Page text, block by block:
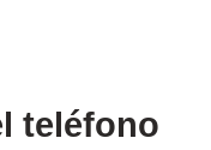
teléfono